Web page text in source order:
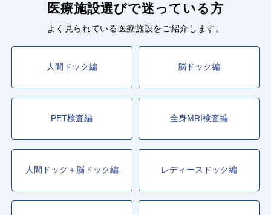
医療施設選びで迷っている方
よく見られている医療施設をご紹介します。
人間ドック編 脳ドック編
PET検査編 全身MRI検査編
人間ドック＋脳ドック編 レディースドック編